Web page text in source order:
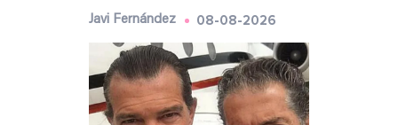
Javi Fernández 08-08-2026